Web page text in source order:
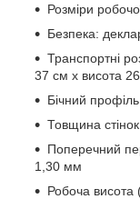
Розміри
Безпека:
Транспортні
37 см х висота
Бічний
Товщина
Поперечний
1,30 мм
Робоча